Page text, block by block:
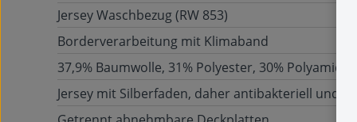
Jersey Waschbezug (RW 853)
Borderverarbeitung mit Klimaband
37,9% Baumwolle, 31% Polyester, 30% Polyamid,
Jersey mit Silberfaden, daher antibakteriell und